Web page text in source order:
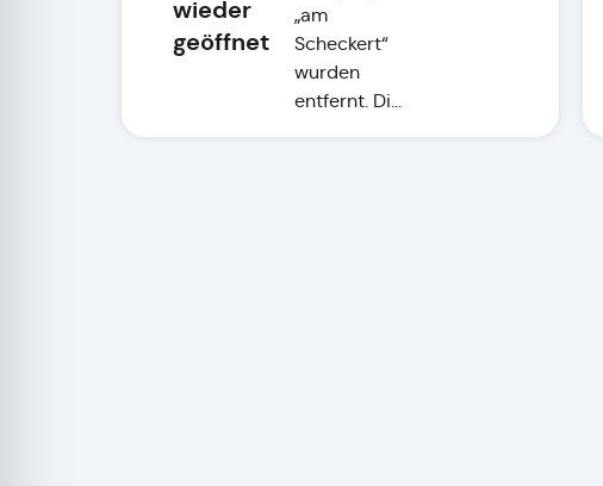
wieder
geöffnet
„am
Scheckert“
wurden
entfernt. Di...